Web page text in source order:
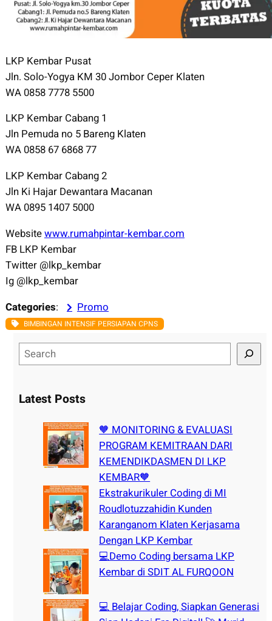
LKP Kembar Pusat
Jln. Solo-Yogya KM 30 Jombor Ceper Klaten
WA 0858 7778 5500
LKP Kembar Cabang 1
Jln Pemuda no 5 Bareng Klaten
WA 0858 67 6868 77
LKP Kembar Cabang 2
Jln Ki Hajar Dewantara Macanan
WA 0895 1407 5000
Websitewww.rumahpintar-kembar.com
FB LKP Kembar
Twitter @lkp_kembar
Ig @lkp_kembar
Categories: Promo
BIMBINGAN INTENSIF PERSIAPAN CPNS
e
rLatest Posts
🧡 MONITORING & EVALUASI
PROGRAM KEMITRAAN DARI
KEMENDIKDASMEN DI LKP
KEMBAR🧡
Ekstrakurikuler Coding di MI
Roudlotuzzahidin Kunden
Karanganom Klaten Kerjasama
Dengan LKP Kembar
💻Demo Coding bersama LKP
Kembar di SDIT AL FURQOON
💻 Belajar Coding, Siapkan Generasi